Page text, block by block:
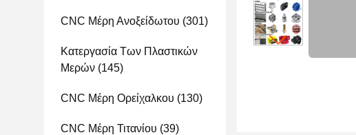
CNC Μέρη Ανοξείδωτου (301)
Κατεργασία Των Πλαστικών
Μερών (145)
CNC Μέρη Ορείχαλκου (130)
CNC Μέρη Τιτανίου (39)